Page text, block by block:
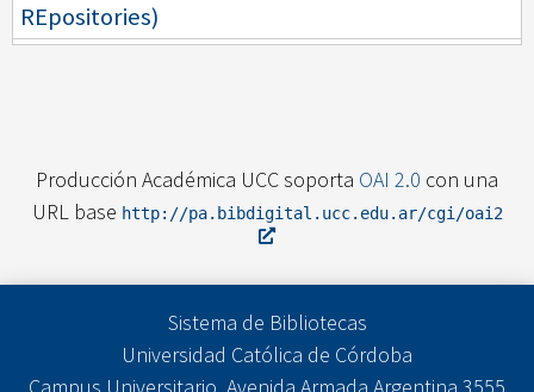
REpositories)
Producción Académica UCC soporta OAI 2.0 con una
URL base http://pa.bibdigital.ucc.edu.ar/cgi/oai2
Sistema de Bibliotecas
Universidad Católica de Córdoba
Campus Universitario. Avenida Armada Argentina 3555